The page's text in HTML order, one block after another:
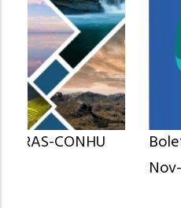
Boletín NotiSalud